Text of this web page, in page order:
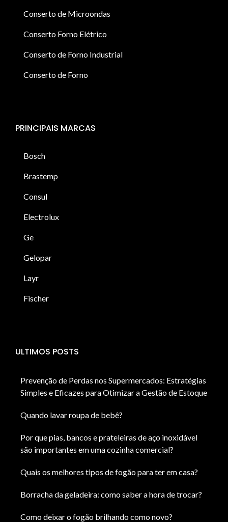
Conserto de Microondas
Conserto Forno Elétrico
Conserto de Forno Industrial
Conserto de Forno
PRINCIPAIS MARCAS
Bosch
Brastemp
Consul
Electrolux
Ge
Gelopar
Layr
Fischer
ULTIMOS POSTS
Prevenção de Perdas nos Supermercados: Estratégias
Simples e Eficazes para Otimizar a Gestão de Estoque
Quando lavar roupa de bebê?
Por que pias, bancos e prateleiras de aço inoxidável
são importantes em uma cozinha comercial?
Quais os melhores tipos de fogão para ter em casa?
Borracha da geladeira: como saber a hora de trocar?
Como deixar o fogão brilhando como novo?